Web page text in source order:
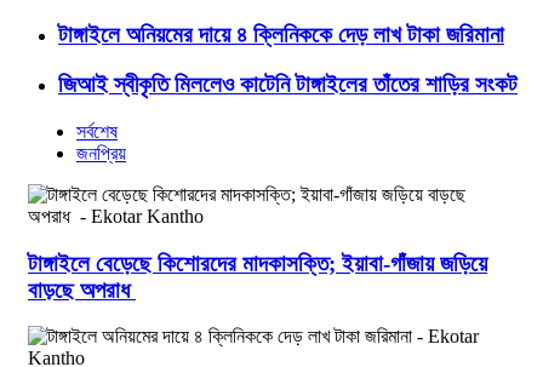
টাঙ্গাইলে অনিয়মের দায়ে ৪ ক্লিনিককে দেড় লাখ টাকা জরিমানা
জিআই স্বীকৃতি মিললেও কাটেনি টাঙ্গাইলের তাঁতের শাড়ির সংকট
সর্বশেষ
জনপ্রিয়
টাঙ্গাইলে বেড়েছে কিশোরদের মাদকাসক্তি; ইয়াবা-গাঁজায় জড়িয়ে
বাড়ছে অপরাধ